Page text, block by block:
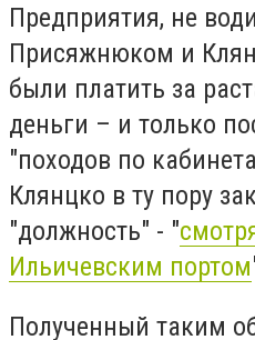
Предприятия, не
Присяжнюком и
были платить за
деньги – и только
"походов по
Клянцко в ту пору
"должность" - "
Ильичевским портом
Полученный таким